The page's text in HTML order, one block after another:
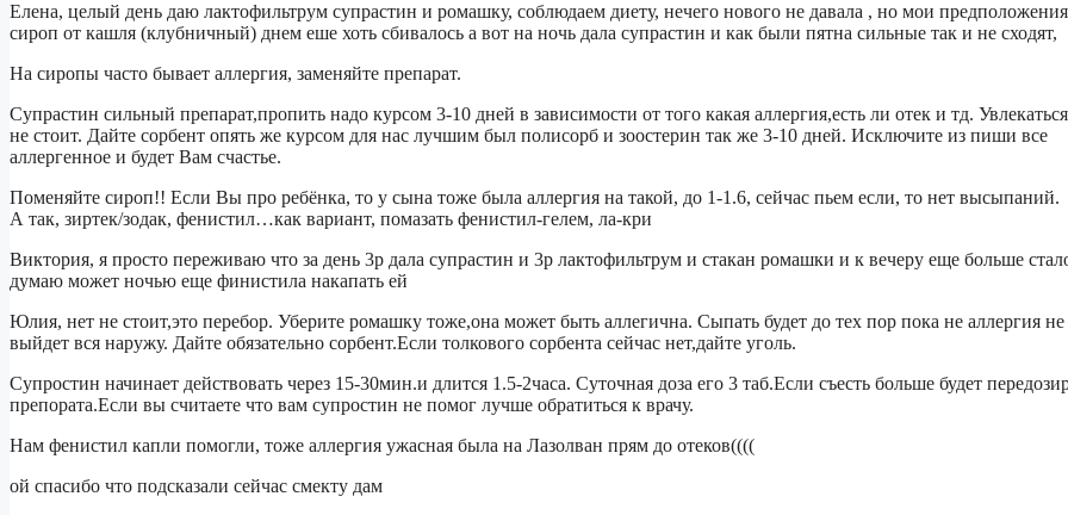
Елена, целый день даю лактофильтрум супрастин и ромашку, соблюдаем диету, нечего нового не давала , но мои
сироп от кашля (клубничный) днем еше хоть сбивалось а вот на ночь дала супрастин и как были пятна сильные так и не сходят,
На сиропы часто бывает аллергия, заменяйте препарат.
Супрастин сильный препарат,пропить надо курсом 3-10 дней в зависимости от того какая аллергия,есть ли отек и тд.
не стоит. Дайте сорбент опять же курсом для нас лучшим был полисорб и зоостерин так же 3-10 дней. Исключите из пиши все
аллергенное и будет Вам счастье.
Поменяйте сироп!! Если Вы про ребёнка, то у сына тоже была аллергия на такой, до 1-1.6, сейчас пьем если, то нет высыпаний.
А так, зиртек/зодак, фенистил…как вариант, помазать фенистил-гелем, ла-кри
Виктория, я просто переживаю что за день 3р дала супрастин и 3р лактофильтрум и стакан ромашки и к вечеру еще больше
думаю может ночью еще финистила накапать ей
Юлия, нет не стоит,это перебор. Уберите ромашку тоже,она может быть аллегична. Сыпать будет до тех пор пока не аллергия не
выйдет вся наружу. Дайте обязательно сорбент.Если толкового сорбента сейчас нет,дайте уголь.
Супростин начинает действовать через 15-30мин.и длится 1.5-2часа. Суточная доза его 3 таб.Если съесть больше будет
препората.Если вы считаете что вам супростин не помог лучше обратиться к врачу.
Нам фенистил капли помогли, тоже аллергия ужасная была на Лазолван прям до отеков((((
ой спасибо что подсказали сейчас смекту дам